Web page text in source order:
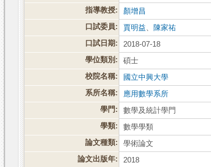
指導教授:
顏增昌
口試委員:
賈明益
陳家祐
口試日期:
2018-07-18
學位類別:
碩士
校院名稱:
國立中興大學
系所名稱:
應用數學系所
學門:
數學及統計學門
學類:
數學學類
論文種類:
學術論文
論文出版年:
2018